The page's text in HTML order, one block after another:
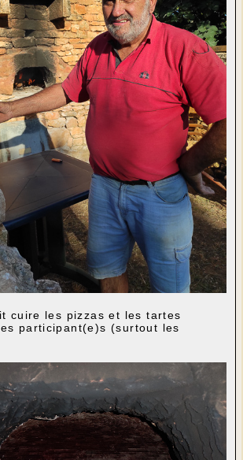
cuire les pizzas et les tartes
participant(e)s (surtout les